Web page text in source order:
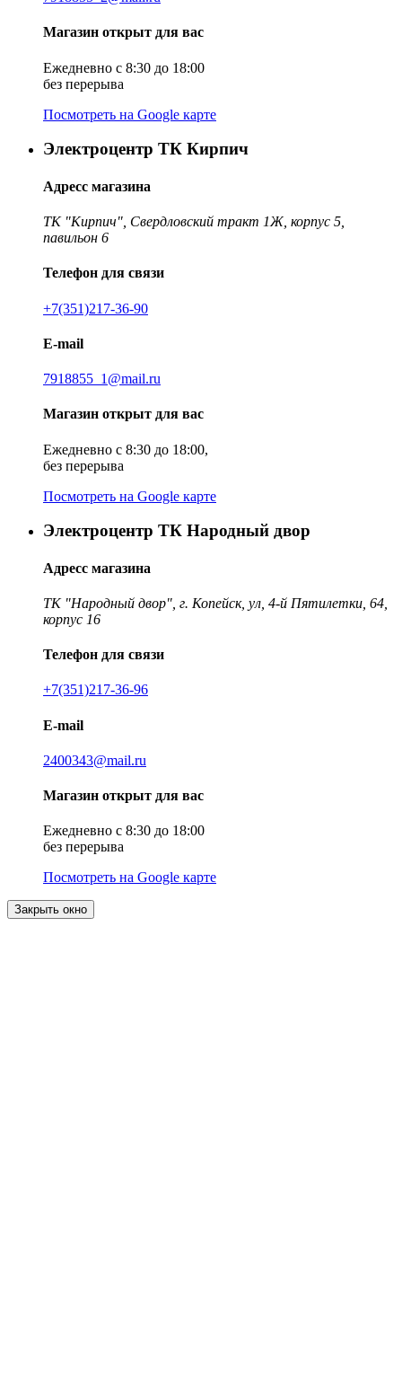
Магазин открыт для вас
Ежедневно с 8:30 до 18:00
без перерыва
Посмотреть на Google карте
Электроцентр ТК Кирпич
Адресс магазина
ТК "Кирпич", Свердловский тракт 1Ж, корпус 5,
павильон 6
Телефон для связи
+7(351)217-36-90
E-mail
7918855_1@mail.ru
Магазин открыт для вас
Ежедневно с 8:30 до 18:00,
без перерыва
Посмотреть на Google карте
Электроцентр ТК Народный двор
Адресс магазина
ТК "Народный двор", г. Копейск, ул, 4-й Пятилетки, 64,
корпус 16
Телефон для связи
+7(351)217-36-96
E-mail
2400343@mail.ru
Магазин открыт для вас
Ежедневно с 8:30 до 18:00
без перерыва
Посмотреть на Google карте
Закрыть окно